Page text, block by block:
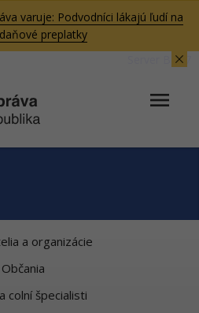
varuje: Podvodníci lákajú ľudí na
preplatky
Server BB07
a organizácie
Občania
colní špecialisti